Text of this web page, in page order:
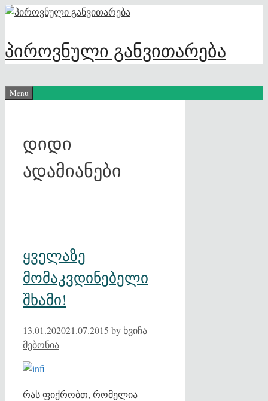
Skip
content
პიროვნული განვითარება
Menu
დიდი
ადამიანები
ყველაზე
მომაკვდინებელი
შხამი!
13.01.202021.07.2015 by ხვიჩა
მებონია
რას ფიქრობთ, რომელია